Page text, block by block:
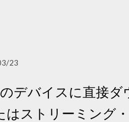
23
デバイスに直接
ストリーミング